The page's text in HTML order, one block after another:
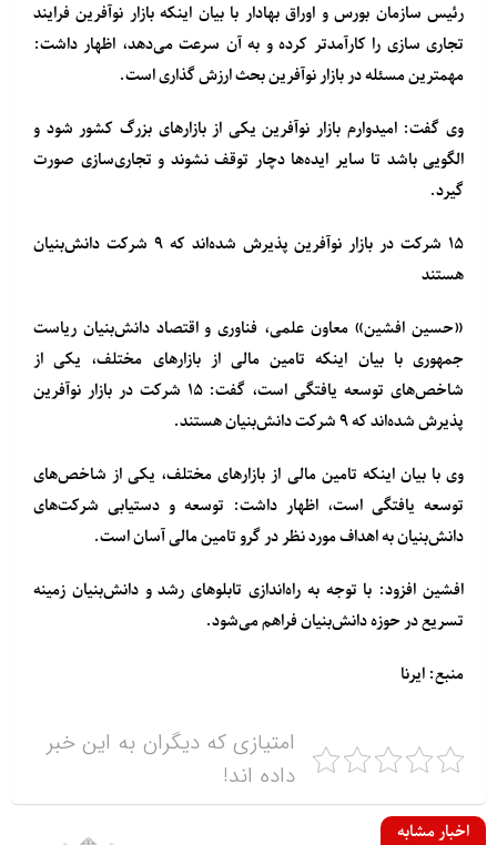
رئیس سازمان بورس و اوراق بهادار با بیان اینکه بازار نوآفرین فرایند
تجاری سازی را کارآمدتر کرده و به آن سرعت می‌دهد، اظهار داشت:
مهمترین مسئله در بازار نوآفرین بحث ارزش گذاری است.
وی گفت: امیدوارم بازار نوآفرین یکی از بازارهای بزرگ کشور شود و
الگویی باشد تا سایر ایده‌ها دچار توقف نشوند و تجاری‌سازی صورت
گیرد.
۱۵ شرکت در بازار نوآفرین پذیرش شده‌اند که ۹ شرکت دانش‌بنیان
هستند
«حسین افشین» معاون علمی، فناوری و اقتصاد دانش‌بنیان ریاست
جمهوری با بیان اینکه تامین مالی از بازارهای مختلف، یکی از
شاخص‌های توسعه یافتگی است، گفت: ۱۵ شرکت در بازار نوآفرین
پذیرش شده‌اند که ۹ شرکت دانش‌بنیان هستند.
وی با بیان اینکه تامین مالی از بازارهای مختلف، یکی از شاخص‌های
توسعه یافتگی است، اظهار داشت: توسعه و دستیابی شرکت‌های
دانش‌بنیان به اهداف‌ مورد نظر در گرو تامین مالی آسان است.
افشین افزود: با توجه به راه‌اندازی تابلوهای رشد و دانش‌بنیان زمینه
تسریع در حوزه دانش‌بنیان فراهم می‌شود.
منبع: ایرنا
امتیازی که دیگران به این خبر
داده اند!
اخبار مشابه